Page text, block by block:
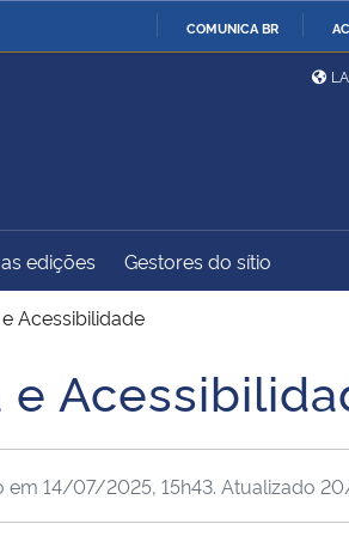
COMUNICA BR
Ministério da Defesa
Ministério
Exteriores
Ministério do
Desenvolvimento Regional
Advocacia-Geral da União Banco
edições Gestores do sítio
Acessibilidade
e
em 14/07/2025, 15h43. Atualizado